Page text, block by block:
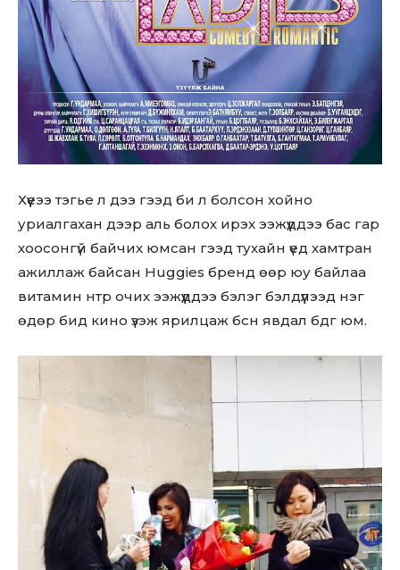
Хүүеээ тэгье л дээ гээд би л болсон хойно
уриалгахан дээр аль болох ирэх ээжүүддээ бас гар
хоосонгүй байчих юмсан гээд тухайн үед хамтран
ажиллаж байсан Huggies бренд өөр юу байлаа
витамин нтр очих ээжүүддээ бэлэг бэлдүүлээд нэг
өдөр бид кино үзэж ярилцаж бсн явдал бдг юм.